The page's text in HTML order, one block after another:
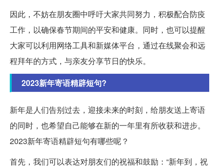
因此，不妨在朋友圈中呼吁大家共同努力，积极配合防疫
工作，以确保春节期间的平安和健康。同时，也可以提醒
大家可以利用网络工具和新媒体平台，通过在线聚会和远
程拜年的方式，与亲友分享节日的快乐。
2023新年寄语精辟短句?
新年是人们告别过去，迎接未来的时刻，给朋友送上寄语
的同时，也希望自己能够在新的一年里有所收获和进步。
2023新年寄语精辟短句有哪些呢？
首先，我们可以表达对朋友们的祝福和鼓励：“新年到，祝